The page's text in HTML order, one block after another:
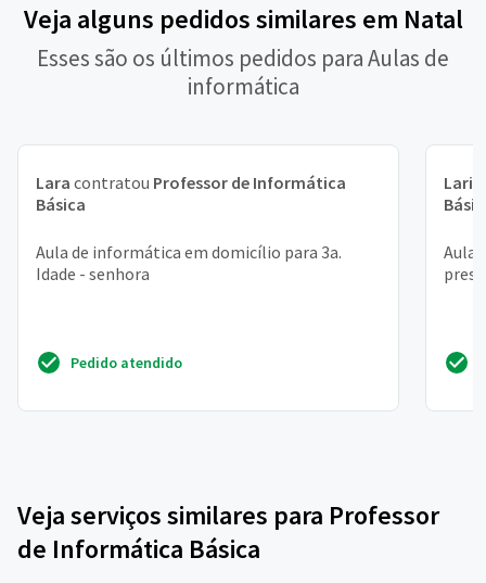
Veja alguns pedidos similares em Natal
Esses são os últimos pedidos para Aulas de
informática
Lara contratou Professor de Informática
Básica
Aula de informática em domicílio para 3a.
Idade - senhora
Pedido atendido
Aula
Veja serviços similares para Professor
de Informática Básica